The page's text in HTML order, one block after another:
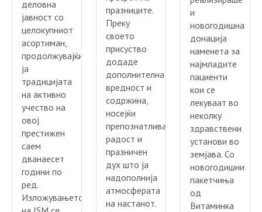
деловна
јавност со
целокупниот
асортиман,
продолжувајќи
ја
традицијата
на активно
учество на
овој
престижен
саем
дванаесет
години по
ред.
Изложувањето
празниците.
Преку
своето
присуство
додаде
дополнителна
вредност и
содржина,
носејќи
препознатлива
радост и
празничен
дух што ја
надополнија
атмосферата
на настанот.
и
новогодишна
донација
наменета за
најмладите
пациенти
кои се
лекуваат во
неколку
здравствени
установи во
земјава. Со
новогодишни
пакетчиња
од
Витаминка